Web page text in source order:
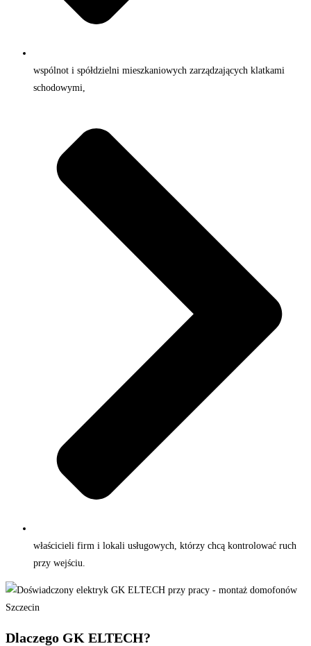
wspólnot i spółdzielni mieszkaniowych zarządzających klatkami
schodowymi,
właścicieli firm i lokali usługowych, którzy chcą kontrolować ruch
przy wejściu.
Dlaczego GK ELTECH?